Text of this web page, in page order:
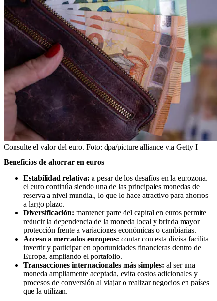
Consulte el valor del euro. Foto: dpa/picture alliance via Getty I
Beneficios de ahorrar en euros
Estabilidad relativa: a pesar de los desafíos en la eurozona,
el euro continúa siendo una de las principales monedas de
reserva a nivel mundial, lo que lo hace atractivo para ahorros
a largo plazo.
Diversificación: mantener parte del capital en euros permite
reducir la dependencia de la moneda local y brinda mayor
protección frente a variaciones económicas o cambiarias.
Acceso a mercados europeos: contar con esta divisa facilita
invertir y participar en oportunidades financieras dentro de
Europa, ampliando el portafolio.
Transacciones internacionales más simples: al ser una
moneda ampliamente aceptada, evita costos adicionales y
procesos de conversión al viajar o realizar negocios en países
que la utilizan.